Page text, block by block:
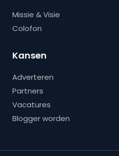
Missie & Visie
Colofon
Kansen
Adverteren
Partners
Vacatures
Blogger worden